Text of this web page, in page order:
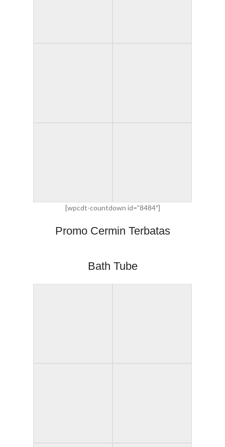
[wpcdt-countdown id=”8484″]
Promo Cermin Terbatas
Bath Tube